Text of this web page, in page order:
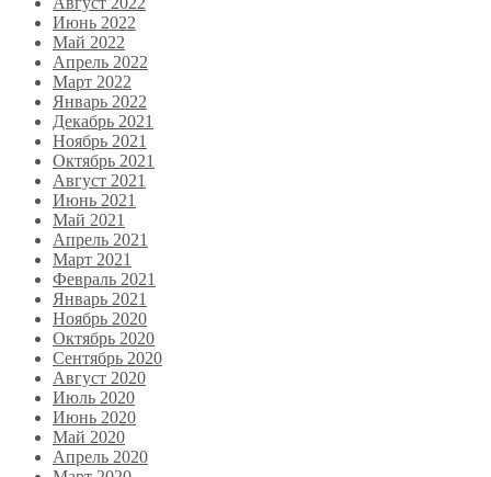
Июнь 2022
Май 2022
Апрель 2022
Март 2022
Январь 2022
Декабрь 2021
Ноябрь 2021
Октябрь 2021
Август 2021
Июнь 2021
Май 2021
Апрель 2021
Март 2021
Февраль 2021
Январь 2021
Ноябрь 2020
Октябрь 2020
Сентябрь 2020
Август 2020
Июль 2020
Июнь 2020
Май 2020
Апрель 2020